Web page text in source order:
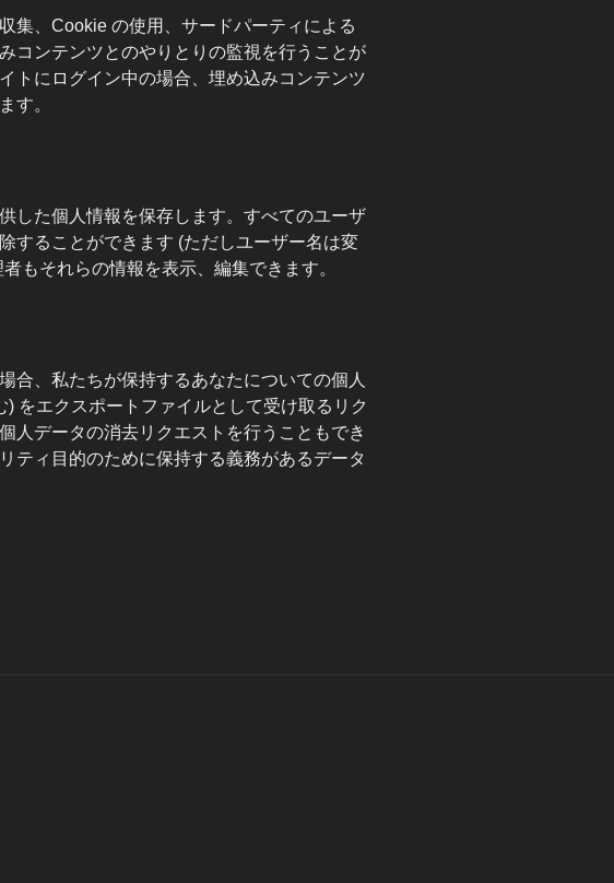
集、Cookie の使用、サードパーティによる
コンテンツとのやりとりの監視を行うことが
トにログイン中の場合、埋め込みコンテンツ
す。
した個人情報を保存します。すべてのユーザ
することができます (ただしユーザー名は変
もそれらの情報を表示、編集できます。
合、私たちが保持するあなたについての個人
をエクスポートファイルとして受け取るリク
人データの消去リクエストを行うこともでき
ティ目的のために保持する義務があるデータ